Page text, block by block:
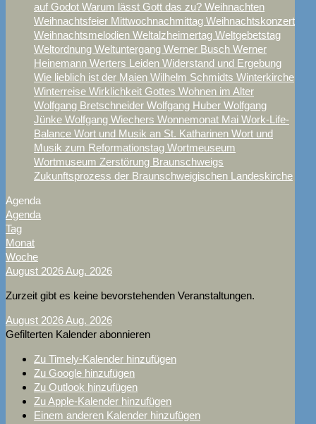
auf Godot Warum lässt Gott das zu? Weihnachten
Weihnachtsfeier Mittwochnachmittag Weihnachtskonzert
Weihnachtsmelodien Weltalzheimertag Weltgebetstag
Weltordnung Weltuntergang Werner Busch Werner
Heinemann Werters Leiden Widerstand und Ergebung
Wie lieblich ist der Maien Wilhelm Schmidts Winterkirche
Winterreise Wirklichkeit Gottes Wohnen im Alter
Wolfgang Bretschneider Wolfgang Huber Wolfgang
Jünke Wolfgang Wiechers Wonnemonat Mai Work-Life-
Balance Wort und Musik an St. Katharinen Wort und
Musik zum Reformationstag Wortmeuseum
Wortmuseum Zerstörung Braunschweigs
Zukunftsprozess der Braunschweigischen Landeskirche
Agenda
Agenda
Tag
Monat
Woche
August 2026Aug. 2026
Zurzeit gibt es keine bevorstehenden Veranstaltungen.
August 2026Aug. 2026
Gefilterten Kalender abonnieren
Zu Timely-Kalender hinzufügen
Zu Google hinzufügen
Zu Outlook hinzufügen
Zu Apple-Kalender hinzufügen
Einem anderen Kalender hinzufügen